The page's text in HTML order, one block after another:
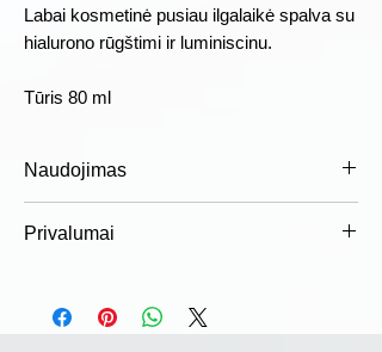
Labai kosmetinė pusiau ilgalaikė spalva su
hialurono rūgštimi ir luminiscinu.
Tūris 80 ml
Naudojimas
dozėmis su tinkamos koncentracijos
nurodytam laikui. Kruopščiai išplaukite
šampūnu, geresniems rezultatams
Privalumai
„Luminity“ priskiriami